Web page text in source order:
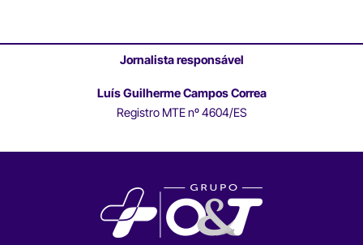
Jornalista responsável
Luís Guilherme Campos Correa
Registro MTE nº 4604/ES